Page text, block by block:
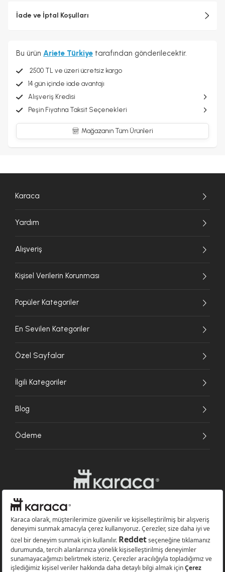
İade ve İptal Koşulları
Bu ürün Ariete Türkiye tarafından gönderilecektir.
2500 TL ve üzeri ücretsiz kargo
14 gün içinde iade avantajı
Alışveriş Kredisi
Peşin Fiyatına Taksit Seçenekleri
Mağazanın Tüm Ürünleri
Karaca
Yardım
Alışveriş
Kişisel Verilerin Korunması
Popüler Kategoriler
En Sevilen Kategoriler
Özel Sayfalar
İlgili Kategoriler
Blog
Ödeme
Websitesinde kullanılan bazı görseller yapay zekâ (AI) ile üretilmiştir.